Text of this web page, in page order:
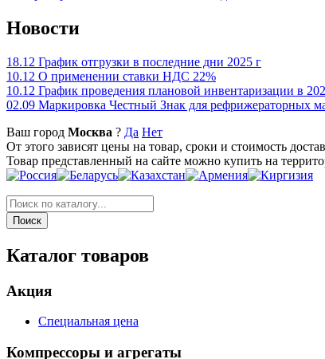
Новости
18.12 График отгрузки в последние дни 2025 г
10.12 О применении ставки НДС 22%
10.12 График проведения плановой инвентаризации в
02.09 Маркировка Честный Знак для рефрижераторных
Ваш город Москва ? Да Нет
От этого зависят цены на товар, сроки и стоимость
Товар представленный на сайте можно купить на
Каталог товаров
Акция
Специальная цена
Компрессоры и агрегаты